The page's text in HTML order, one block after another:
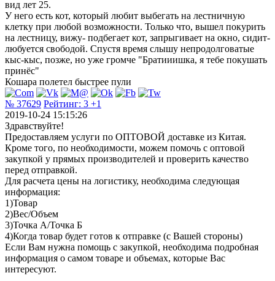
вид лет 25.
У него есть кот, который любит выбегать на лестничную
клетку при любой возможности. Только что, вышел покурить
на лестницу, вижу- подбегает кот, запрыгивает на окно, сидит-
любуется свободой. Спустя время слышу непродолговатые
кыс-кыс, позже, но уже громче "Братииишка, я тебе покушать
принёс"
Кошара полетел быстрее пули
№ 37629 Рейтинг: 3 +1
2019-10-24 15:15:26
Здравствуйте!
Предоставляем услуги по ОПТОВОЙ доставке из Китая.
Кроме того, по необходимости, можем помочь с оптовой
закупкой у прямых производителей и проверить качество
перед отправкой.
Для расчета цены на логистику, необходима следующая
информация:
1)Товар
2)Вес/Объем
3)Точка А/Точка Б
4)Когда товар будет готов к отправке (с Вашей стороны)
Если Вам нужна помощь с закупкой, необходима подробная
информация о самом товаре и объемах, которые Вас
интересуют.